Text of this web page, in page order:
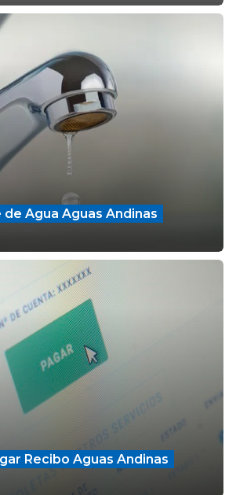
de Agua Aguas Andinas
Recibo Aguas Andinas